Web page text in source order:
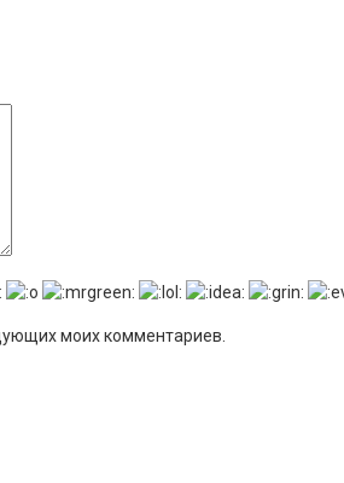
моих комментариев.